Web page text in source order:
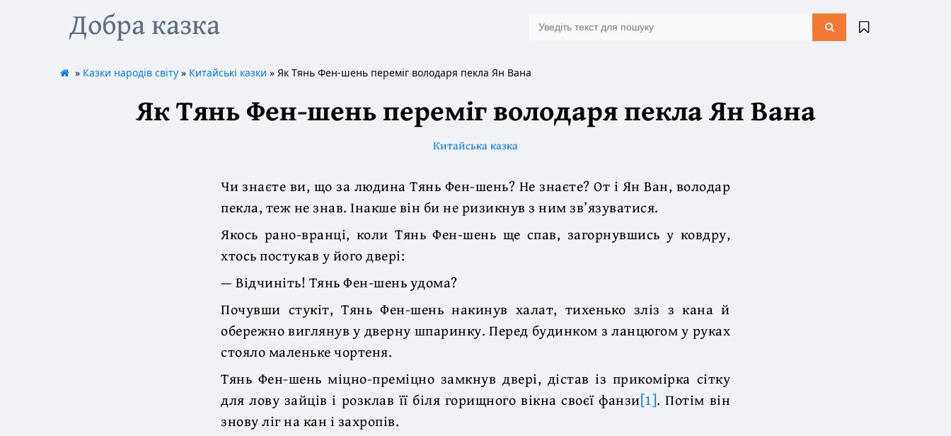
Добра казка
» Казки народів світу» Китайські казки » Як Тянь Фен-шень переміг володаря пекла Ян Вана
Як Тянь Фен-шень переміг володаря пекла Ян Вана
Китайська казка
Чи знаєте ви, що за людина Тянь Фен-шень? Не знаєте? От і Ян Ван, володар
пекла, теж не знав. Інакше він би не ризикнув з ним зв’язуватися.
Якось рано-вранці, коли Тянь Фен-шень ще спав, загорнувшись у ковдру,
хтось постукав у його двері:
— Відчиніть! Тянь Фен-шень удома?
Почувши стукіт, Тянь Фен-шень накинув халат, тихенько зліз з кана й
обережно виглянув у дверну шпаринку. Перед будинком з ланцюгом у руках
стояло маленьке чортеня.
Тянь Фен-шень міцно-преміцно замкнув двері, дістав із прикомірка сітку
для лову зайців і розклав її біля горищного вікна своєї фанзи[1]. Потім він
знову ліг на кан і захропів.